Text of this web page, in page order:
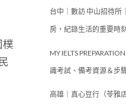
樸
台中｜數訪 中山招待所
房，紀錄生活的重要時刻
MY IELTS
識考試、備考資源＆步
高雄｜真心豆行（苓雅